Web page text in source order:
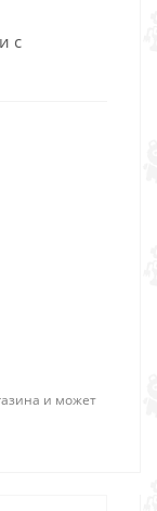
с
и может